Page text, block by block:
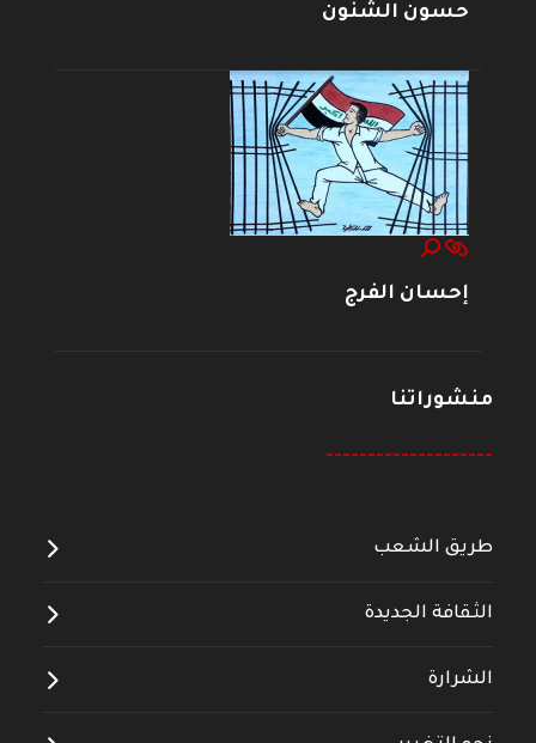
حسون الشنون
إحسان الفرج
منشوراتنا
--------------------
طريق الشعب
الثقافة الجديدة
الشرارة